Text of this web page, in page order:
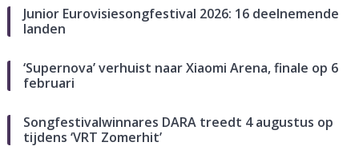
Junior Eurovisiesongfestival 2026: 16 deelnemende
landen
‘Supernova’ verhuist naar Xiaomi Arena, finale op 6
februari
Songfestivalwinnares DARA treedt 4 augustus op
tijdens ‘VRT Zomerhit’